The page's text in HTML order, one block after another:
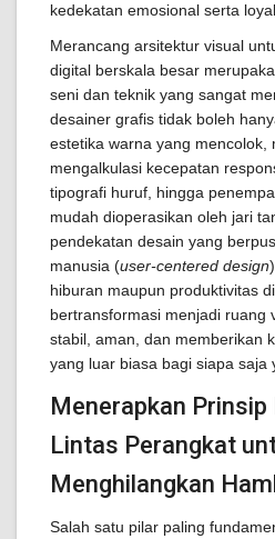
kedekatan emosional serta
Merancang arsitektur visual
digital berskala besar
seni dan teknik yang sangat
desainer grafis tidak boleh
estetika warna yang mencolok,
mengalkulasi kecepatan
tipografi huruf, hingga
mudah dioperasikan oleh jari
pendekatan desain yang
manusia (user-centered design
hiburan maupun produktivitas
bertransformasi menjadi ruang
stabil, aman, dan memberikan
yang luar biasa bagi siapa saja
Menerapkan
Lintas Perangkat
Menghilangkan
Salah satu pilar paling